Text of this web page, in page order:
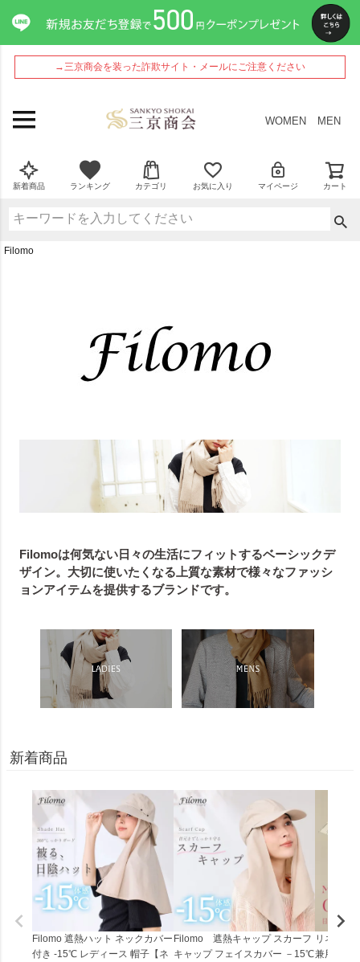
→三京商会を装った詐欺サイト・メールにご注意ください
WOMEN MEN
新着商品 ランキング カテゴリ お気に入り マイページ カート
Filomo
Filomoは何気ない日々の生活にフィットするベーシックデ
ザイン。大切に使いたくなる上質な素材で様々なファッシ
ョンアイテムを提供するブランドです。
新着商品
Filomo 遮熱ハット ネックカバー
付き -15℃ レディース 帽子【ネ
Filomo 遮熱キャップ スカーフ
キャップ フェイスカバー －15℃
リネン
兼用 母の